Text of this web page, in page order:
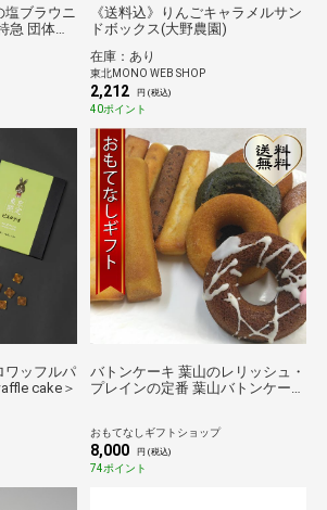
ブラウニ
急 団体臨
グル
子 お祝
《送料込》りんごキャラメルサン
ドボックス(大野農園)
在庫：あり
東北MONO WEB SHOP
2,212 円 (税込)
40ポイント
ワッフルパ
cake＞
バトンケーキ 葉山のレリッシュ・
プレインの定番 葉山バトンケーキ
おもてなしギフトショップ
8,000 円 (税込)
74ポイント